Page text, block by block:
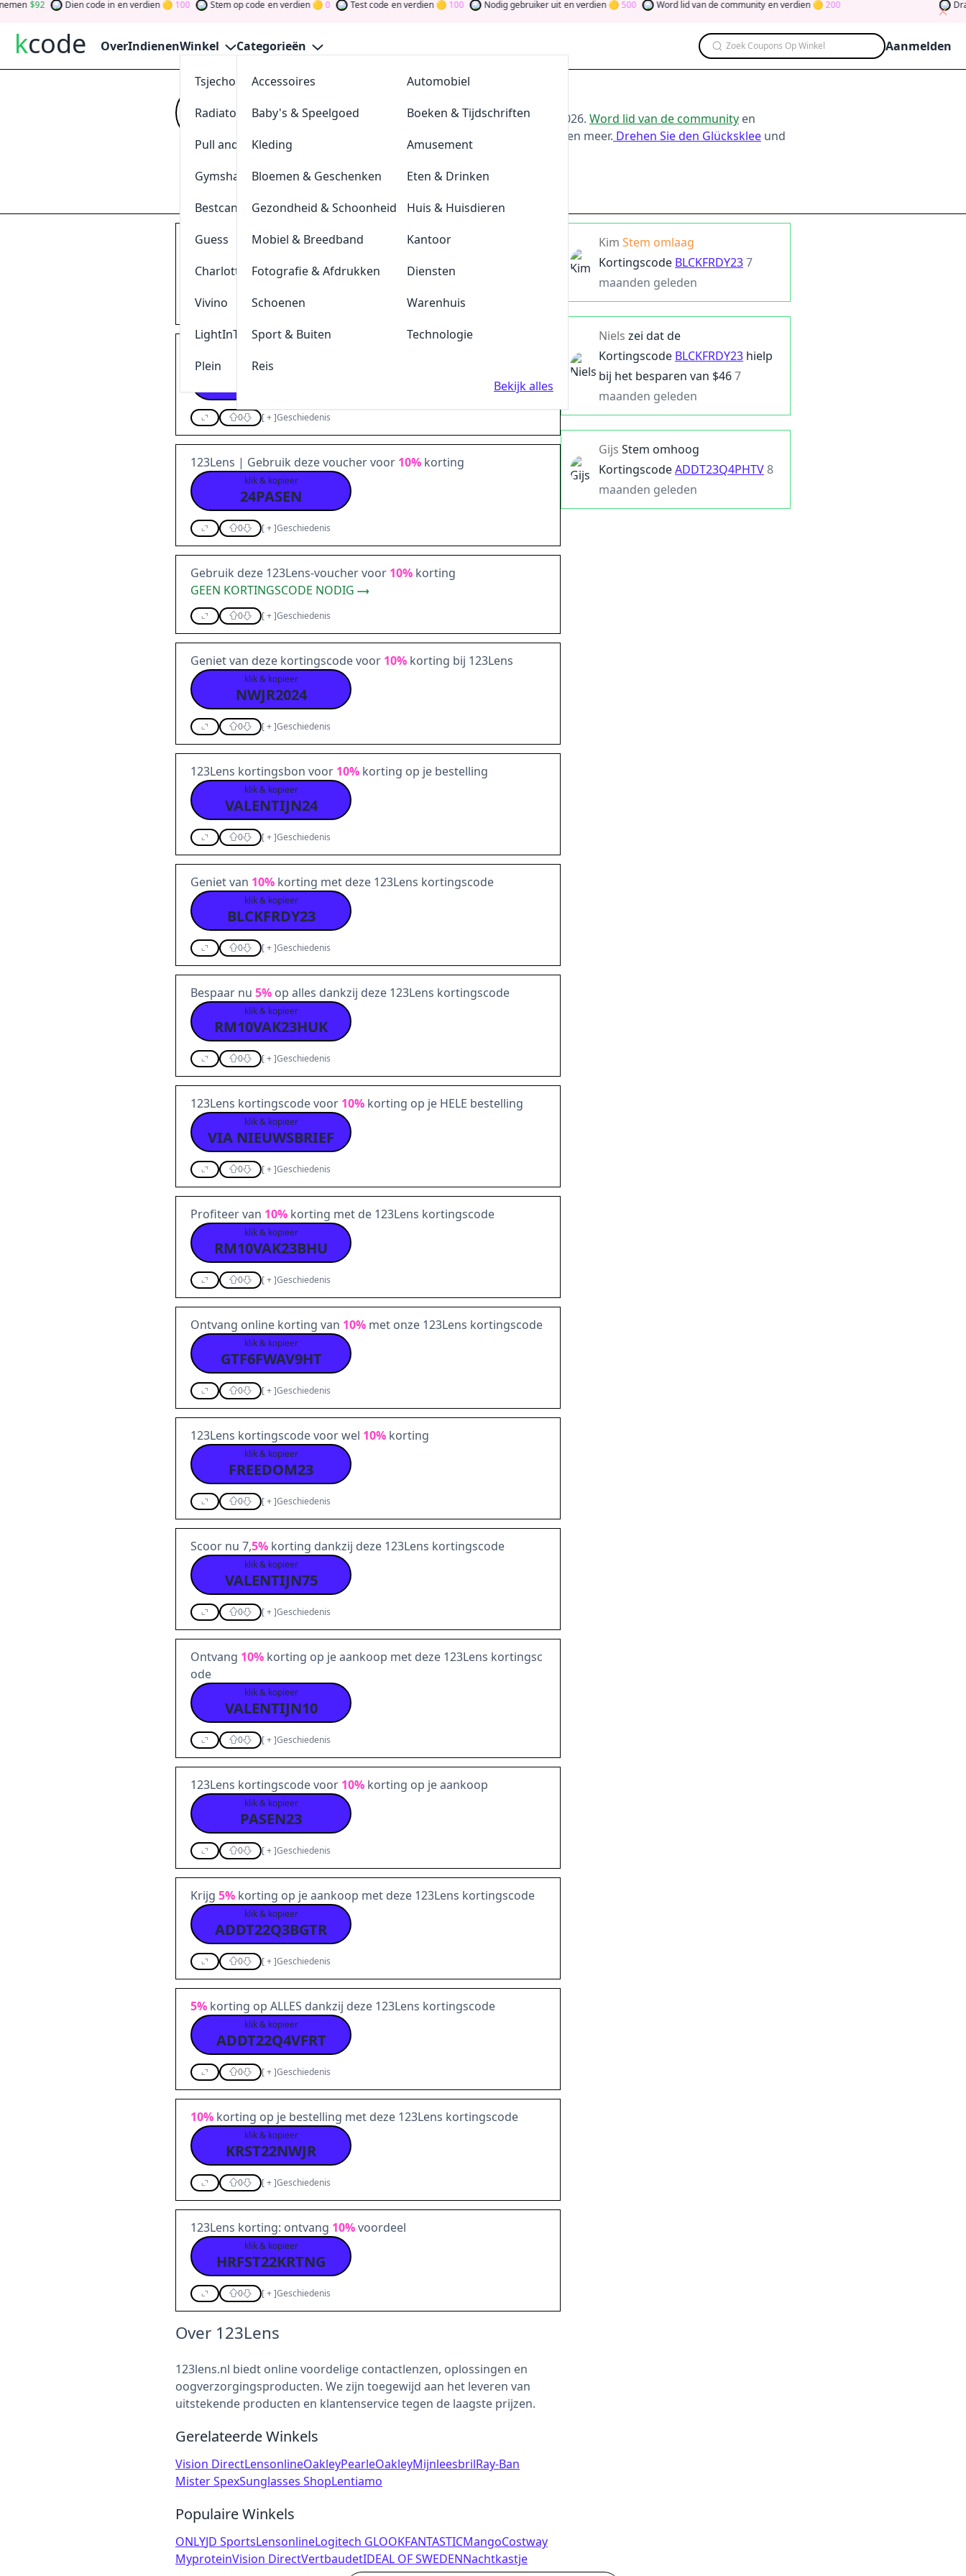
92 Dien code in en verdien 100 Stem op code en verdien 0 Test code en verdien 100 Nodig gebruiker uit en verdien 500 Word lid van de community en verdien 200 Draai
kcode OverIndienenWinkel
Tsjechoreizen
AllesvoorBBQ
Radiatorendiscounter
De Klompengigant
Pull and Bear
Lensonline
Gymshark
Quickjewels
Bestcanvas
BrewDog
Guess
Tefal
Charlotte Tilbury
Durex
Vivino
LightInThebox
Fun en Feest
Plein
Categorieën
Accessoires
Automobiel
Baby's & Speelgoed
Boeken & Tijdschriften
Kleding
Amusement
Bloemen & Geschenken
Eten & Drinken
Gezondheid & Schoonheid
Huis & Huisdieren
Mobiel & Breedband
Kantoor
Fotografie & Afdrukken
Diensten
Schoenen
Warenhuis
Sport & Buiten
Technologie
Reis
Bekijk alles
Zoek Coupons Op Winkel Aanmelden
Kijk opkcodevoor de beste 123Lens-aanbiedingen van aug 2026. Word lid van de community en
verdien tokens door bij te dragen via stemmen, testen, delen en meer. Drehen Sie den Glücksklee und
gewinnen Sie Geld
Indienen 123lens.nl
Met onze voucher krijg je10%korting bij 123Lens
RN10VAK24BVC
[+]Geschiedenis
klik & kopieer
0 [+]Geschiedenis
123Lens | Gebruik deze voucher voor 10% korting
klik & kopieer
24PASEN
0 [+]Geschiedenis
Gebruik deze 123Lens-voucher voor 10% korting
GEEN KORTINGSCODE NODIG
0 [+]Geschiedenis
Geniet van deze kortingscode voor 10% korting bij 123Lens
klik & kopieer
NWJR2024
0 [+]Geschiedenis
123Lens kortingsbon voor 10% korting op je bestelling
klik & kopieer
VALENTIJN24
0 [+]Geschiedenis
Geniet van 10% korting met deze 123Lens kortingscode
klik & kopieer
BLCKFRDY23
0 [+]Geschiedenis
Bespaar nu 5% op alles dankzij deze 123Lens kortingscode
klik & kopieer
RM10VAK23HUK
0 [+]Geschiedenis
123Lens kortingscode voor 10% korting op je HELE bestelling
klik & kopieer
VIA NIEUWSBRIEF
0 [+]Geschiedenis
Profiteer van 10% korting met de 123Lens kortingscode
klik & kopieer
RM10VAK23BHU
0 [+]Geschiedenis
Ontvang online korting van 10% met onze 123Lens kortingscode
klik & kopieer
GTF6FWAV9HT
0 [+]Geschiedenis
123Lens kortingscode voor wel 10% korting
klik & kopieer
FREEDOM23
0 [+]Geschiedenis
Scoor nu 7,5% korting dankzij deze 123Lens kortingscode
klik & kopieer
VALENTIJN75
0 [+]Geschiedenis
Ontvang 10% korting op je aankoop met deze 123Lens kortingsc
ode
klik & kopieer
VALENTIJN10
0 [+]Geschiedenis
123Lens kortingscode voor 10% korting op je aankoop
klik & kopieer
PASEN23
0 [+]Geschiedenis
Krijg 5% korting op je aankoop met deze 123Lens kortingscode
klik & kopieer
ADDT22Q3BGTR
0 [+]Geschiedenis
5% korting op ALLES dankzij deze 123Lens kortingscode
klik & kopieer
ADDT22Q4VFRT
0 [+]Geschiedenis
10% korting op je bestelling met deze 123Lens kortingscode
klik & kopieer
KRST22NWJR
0 [+]Geschiedenis
123Lens korting: ontvang 10%voordeel
klik & kopieer
HRFST22KRTNG
0 [+]Geschiedenis
Over 123Lens
123lens.nl biedt online voordelige contactlenzen, oplossingen en
oogverzorgingsproducten. We zijn toegewijd aan het leveren van
uitstekende producten en klantenservice tegen de laagste prijzen.
Gerelateerde Winkels
Vision DirectLensonlineOakleyPearleOakleyMijnleesbrilRay-Ban
Mister SpexSunglasses ShopLentiamo
Populaire Winkels
ONLYJD SportsLensonlineLogitech GLOOKFANTASTICMangoCostway
MyproteinVision DirectVertbaudetIDEAL OF SWEDENNachtkastje
Kim Stem omlaag
Kortingscode BLCKFRDY237
maanden geleden
Niels zei dat de
Kortingscode BLCKFRDY23 hielp
bij het besparen van $467
maanden geleden
Gijs Stem omhoog
KortingscodeADDT23Q4PHTV8
maanden geleden